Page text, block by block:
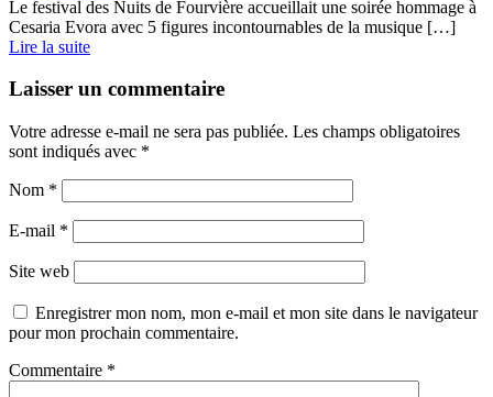
Le festival des Nuits de Fourvière accueillait une soirée hommage à
Cesaria Evora avec 5 figures incontournables de la musique […]
Lire la suite
Laisser un commentaire
Votre adresse e-mail ne sera pas publiée. Les champs obligatoires
sont indiqués avec *
Nom *
E-mail *
Site web
Enregistrer mon nom, mon e-mail et mon site dans le navigateur
pour mon prochain commentaire.
Commentaire *